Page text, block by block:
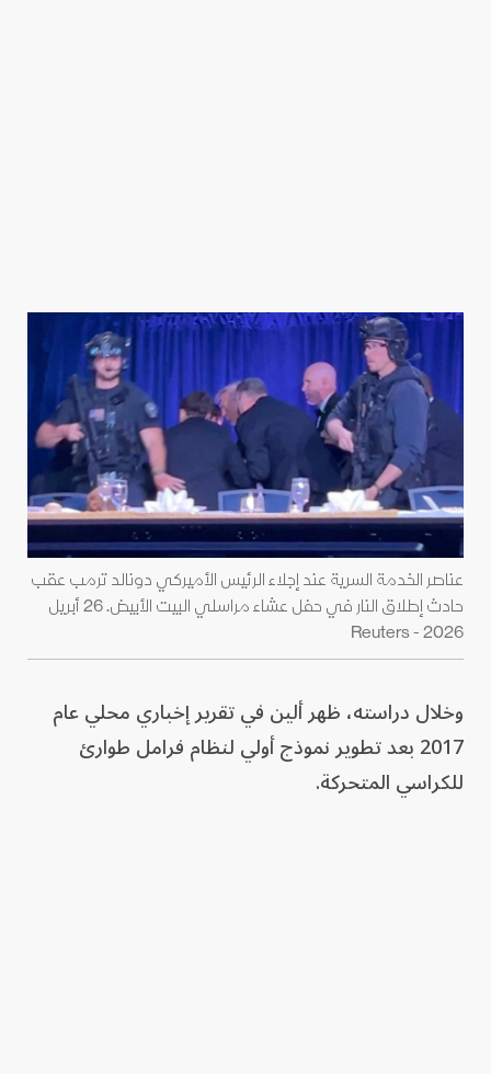
عناصر الخدمة السرية عند إجلاء الرئيس الأميركي دونالد ترمب عقب
حادث إطلاق النار في حفل عشاء مراسلي البيت الأبيض. 26 أبريل
2026 - Reuters
وخلال دراسته، ظهر ألين في تقرير إخباري محلي عام
2017 بعد تطوير نموذج أولي لنظام فرامل طوارئ
للكراسي المتحركة.